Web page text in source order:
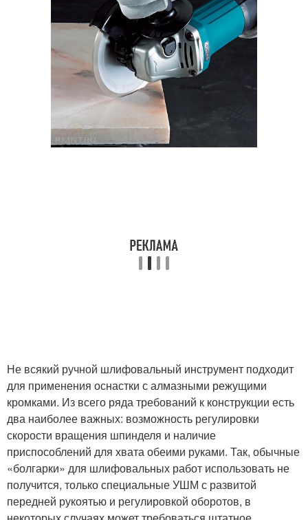
Не всякий ручной шлифовальный инструмент подходит
для применения оснастки с алмазными режущими
кромками. Из всего ряда требований к конструкции есть
два наиболее важных: возможность регулировки
скорости вращения шпинделя и наличие
приспособлений для хвата обеими руками. Так, обычные
«болгарки» для шлифовальных работ использовать не
получится, только специальные УШМ с развитой
передней рукоятью и регулировкой оборотов, в